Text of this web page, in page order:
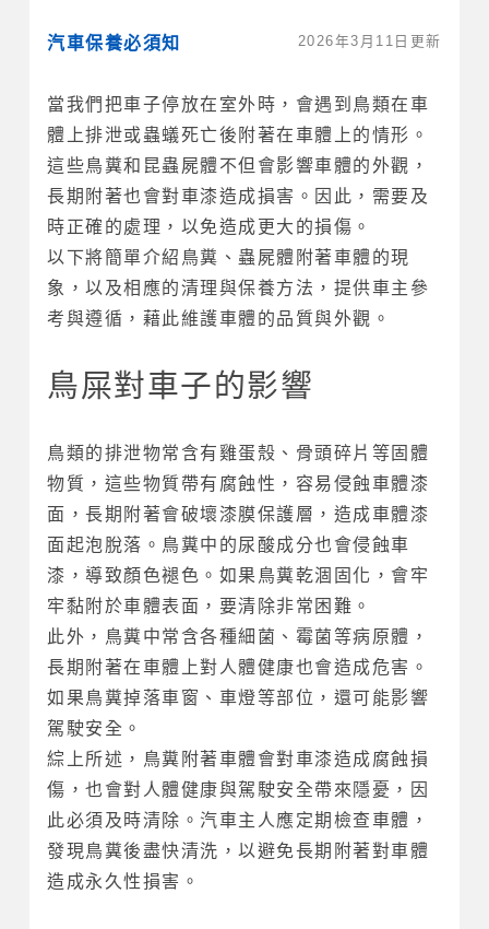
汽車保養必須知 2026年3月11日更新
當我們把車子停放在室外時，會遇到鳥類在車
體上排泄或蟲蟻死亡後附著在車體上的情形。
這些鳥糞和昆蟲屍體不但會影響車體的外觀，
長期附著也會對車漆造成損害。因此，需要及
時正確的處理，以免造成更大的損傷。
以下將簡單介紹鳥糞、蟲屍體附著車體的現
象，以及相應的清理與保養方法，提供車主參
考與遵循，藉此維護車體的品質與外觀。
鳥屎對車子的影響
鳥類的排泄物常含有雞蛋殼、骨頭碎片等固體
物質，這些物質帶有腐蝕性，容易侵蝕車體漆
面，長期附著會破壞漆膜保護層，造成車體漆
面起泡脫落。鳥糞中的尿酸成分也會侵蝕車
漆，導致顏色褪色。如果鳥糞乾涸固化，會牢
牢黏附於車體表面，要清除非常困難。
此外，鳥糞中常含各種細菌、霉菌等病原體，
長期附著在車體上對人體健康也會造成危害。
如果鳥糞掉落車窗、車燈等部位，還可能影響
駕駛安全。
綜上所述，鳥糞附著車體會對車漆造成腐蝕損
傷，也會對人體健康與駕駛安全帶來隱憂，因
此必須及時清除。汽車主人應定期檢查車體，
發現鳥糞後盡快清洗，以避免長期附著對車體
造成永久性損害。